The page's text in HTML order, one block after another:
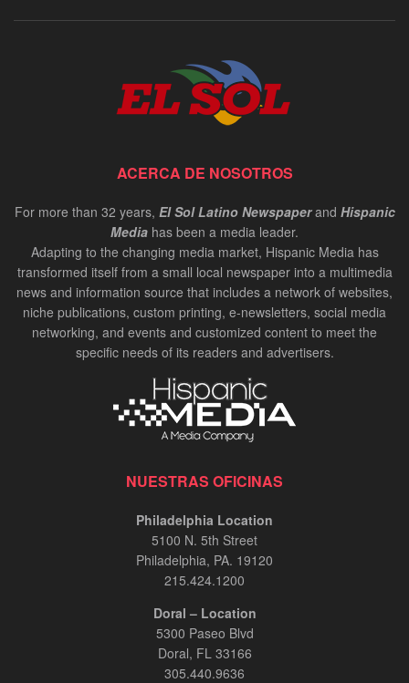
ACERCA DE NOSOTROS
For more than 32 years, El Sol Latino Newspaperand Hispanic
Media has been a media leader.
Adapting to the changing media market, Hispanic Media has
transformed itself from a small local newspaper into a multimedia
news and information source that includes a network of websites,
niche publications, custom printing, e-newsletters, social media
networking, and events and customized content to meet the
specific needs of its readers and advertisers.
NUESTRAS OFICINAS
Philadelphia Location
5100 N. 5th Street
Philadelphia, PA. 19120
215.424.1200
Doral – Location
5300 Paseo Blvd
Doral, FL 33166
305.440.9636